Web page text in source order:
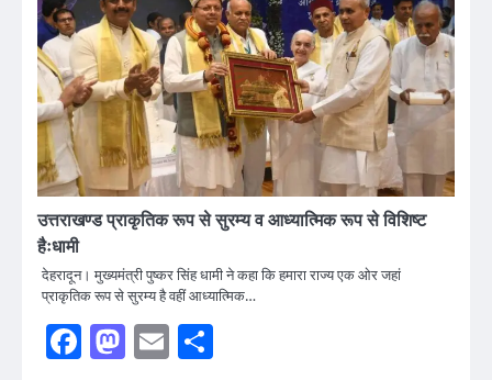
उत्तराखण्ड प्राकृतिक रूप से सुरम्य व आध्यात्मिक रूप से विशिष्ट
हैःधामी
देहरादून। मुख्यमंत्री पुष्कर सिंह धामी ने कहा कि हमारा राज्य एक ओर जहां
प्राकृतिक रूप से सुरम्य है वहीं आध्यात्मिक…
Facebook
Mastodon
Email